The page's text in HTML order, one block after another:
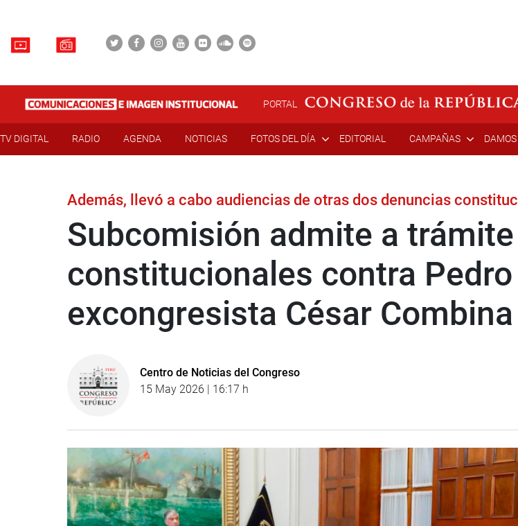
PORTAL
TV DIGITAL RADIO AGENDA NOTICIAS FOTOS DEL DÍA EDITORIAL CAMPAÑAS
Además, llevó a cabo audiencias de otras dos denuncias
Subcomisión admite a
constitucionales contra
excongresista César Combina
Centro de Noticias del Congreso
15 May 2026 | 16:17 h